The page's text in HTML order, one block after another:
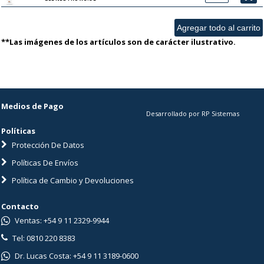
**Las imágenes de los artículos son de carácter ilustrativo.
Medios de Pago
Políticas
Protección De Datos
Políticas De Envíos
Política de Cambio y Devoluciones
Desarrollado por RP Sistemas
Contacto
Ventas: +54 9 11 2329-9944
Tel: 0810 220 8383
Dr. Lucas Costa: +54 9 11 3189-0600